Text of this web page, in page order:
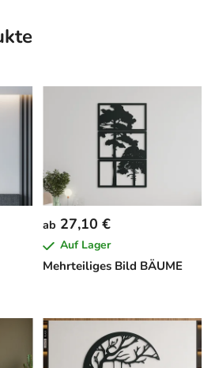
Mehrteiliges Bild BÄUME
ab 27,10 €
Auf Lager